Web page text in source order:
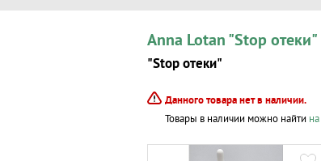
Anna Lotan "Stop отеки"
"Stop отеки"
Данного товара нет в наличии.
Товары в наличии можно найти